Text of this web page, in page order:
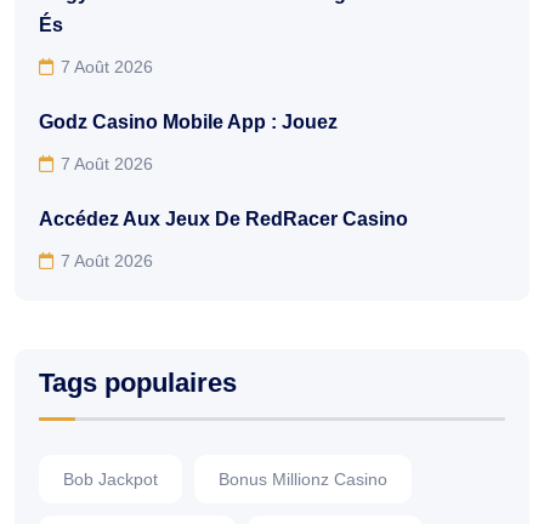
És
7 Août 2026
Godz Casino Mobile App : Jouez
7 Août 2026
Accédez Aux Jeux De RedRacer Casino
7 Août 2026
Tags populaires
Bob Jackpot Bonus Millionz Casino